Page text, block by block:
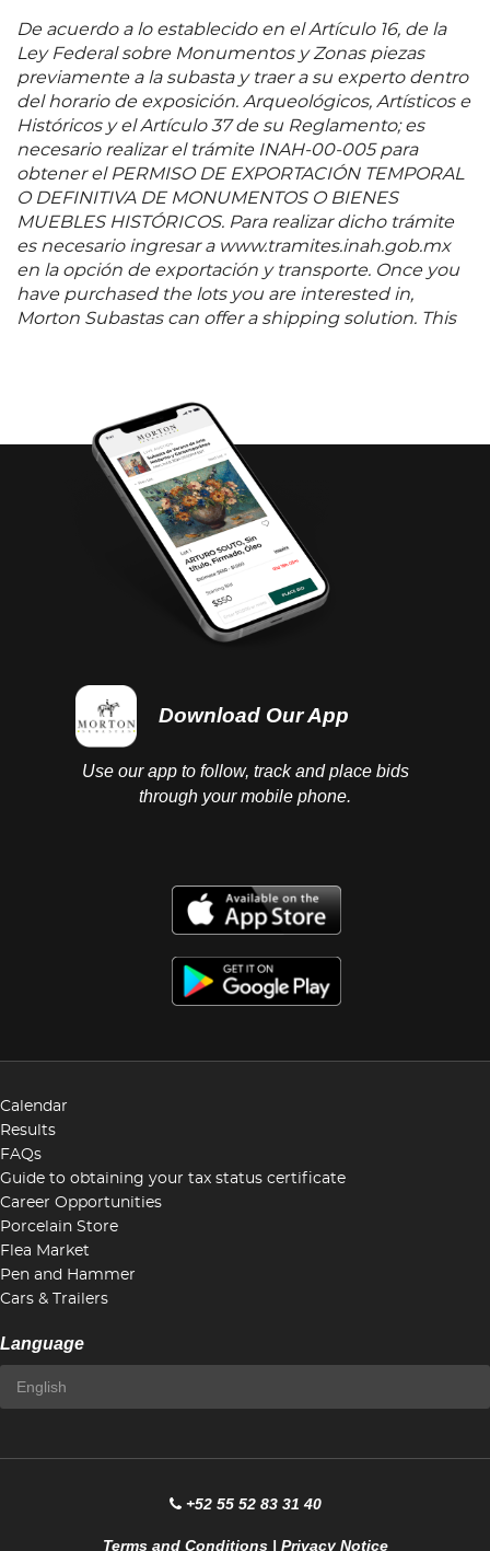
De acuerdo a lo establecido en el Artículo 16, de la
Ley Federal sobre Monumentos y Zonas piezas
previamente a la subasta y traer a su experto dentro
del horario de exposición. Arqueológicos, Artísticos e
Históricos y el Artículo 37 de su Reglamento; es
necesario realizar el trámite INAH-00-005 para
obtener el PERMISO DE EXPORTACIÓN TEMPORAL
O DEFINITIVA DE MONUMENTOS O BIENES
MUEBLES HISTÓRICOS. Para realizar dicho trámite
es necesario ingresar a www.tramites.inah.gob.mx
en la opción de exportación y transporte. Once you
have purchased the lots you are interested in,
Morton Subastas can offer a shipping solution. This
Download Our App
Use our app to follow, track and place bids
through your mobile phone.
Calendar
Results
FAQs
Guide to obtaining your tax status certificate
Career Opportunities
Porcelain Store
Flea Market
Pen and Hammer
Cars & Trailers
Language
+52 55 52 83 31 40
Terms and Conditions| Privacy Notice